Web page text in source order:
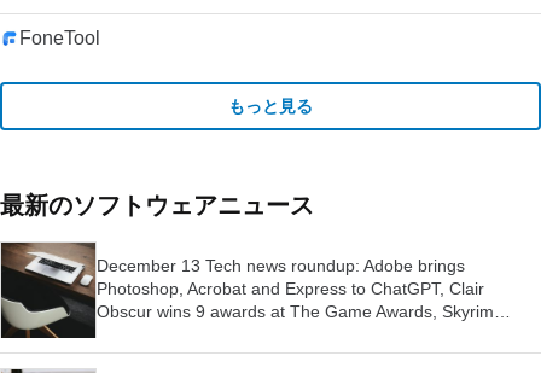
FoneTool
もっと見る
最新のソフトウェアニュース
December 13 Tech news roundup: Adobe brings
Photoshop, Acrobat and Express to ChatGPT, Clair
Obscur wins 9 awards at The Game Awards, Skyrim